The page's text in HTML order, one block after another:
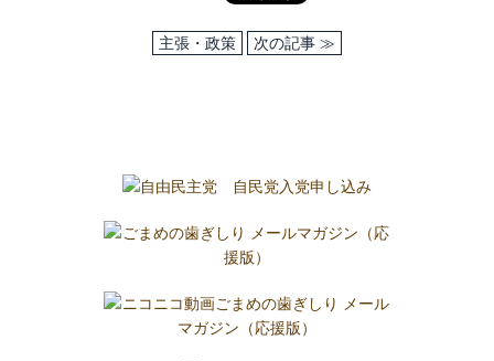
主張・政策 次の記事 ≫